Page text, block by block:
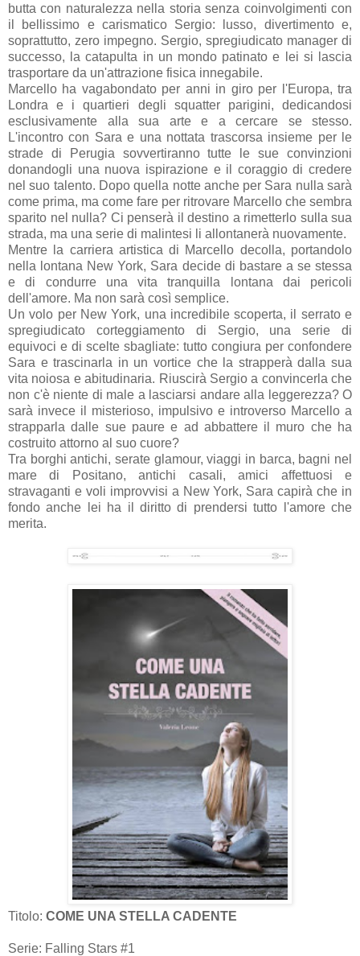
butta con naturalezza nella storia senza coinvolgimenti con
il bellissimo e carismatico Sergio: lusso, divertimento e,
soprattutto, zero impegno. Sergio, spregiudicato manager di
successo, la catapulta in un mondo patinato e lei si lascia
trasportare da un'attrazione fisica innegabile.
Marcello ha vagabondato per anni in giro per l'Europa, tra
Londra e i quartieri degli squatter parigini, dedicandosi
esclusivamente alla sua arte e a cercare se stesso.
L'incontro con Sara e una nottata trascorsa insieme per le
strade di Perugia sovvertiranno tutte le sue convinzioni
donandogli una nuova ispirazione e il coraggio di credere
nel suo talento. Dopo quella notte anche per Sara nulla sarà
come prima, ma come fare per ritrovare Marcello che sembra
sparito nel nulla? Ci penserà il destino a rimetterlo sulla sua
strada, ma una serie di malintesi li allontanerà nuovamente.
Mentre la carriera artistica di Marcello decolla, portandolo
nella lontana New York, Sara decide di bastare a se stessa
e di condurre una vita tranquilla lontana dai pericoli
dell'amore. Ma non sarà così semplice.
Un volo per New York, una incredibile scoperta, il serrato e
spregiudicato corteggiamento di Sergio, una serie di
equivoci e di scelte sbagliate: tutto congiura per confondere
Sara e trascinarla in un vortice che la strapperà dalla sua
vita noiosa e abitudinaria. Riuscirà Sergio a convincerla che
non c'è niente di male a lasciarsi andare alla leggerezza? O
sarà invece il misterioso, impulsivo e introverso Marcello a
strapparla dalle sue paure e ad abbattere il muro che ha
costruito attorno al suo cuore?
Tra borghi antichi, serate glamour, viaggi in barca, bagni nel
mare di Positano, antichi casali, amici affettuosi e
stravaganti e voli improvvisi a New York, Sara capirà che in
fondo anche lei ha il diritto di prendersi tutto l'amore che
merita.
Titolo: COME UNA STELLA CADENTE
Serie: Falling Stars #1